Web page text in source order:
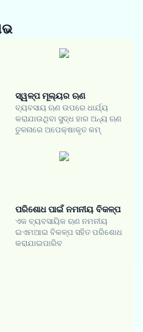
ସ୍ୱଳ୍ପ ମୂଲ୍ୟର ଋଣ
ବ୍ୟବସାୟ ଋଣ ଉପରେ ଧାର୍ଯ୍ୟ
କରାଯାଉଥିବା ସୁଦ୍ଧ ହାର ଅନ୍ୟ ଋଣ
ତୁଳନାରେ ଅପେକ୍ଷାକୃତ କମ୍
ପରିଶୋଧ ପାଇଁ ନମନୀୟ ବିକଳ୍ପ
ଏକ ବ୍ୟବସାୟିକ ଋଣ ନମନୀୟ
ଇଏମଆଇ ବିକଳ୍ପ ସହିତ ପରିଶୋଧ
କରାଯାଇପାରିବ